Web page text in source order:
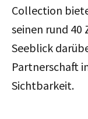
Collection
seinen rund 40
Seeblick
Partnerschaft
Sichtbarkeit.